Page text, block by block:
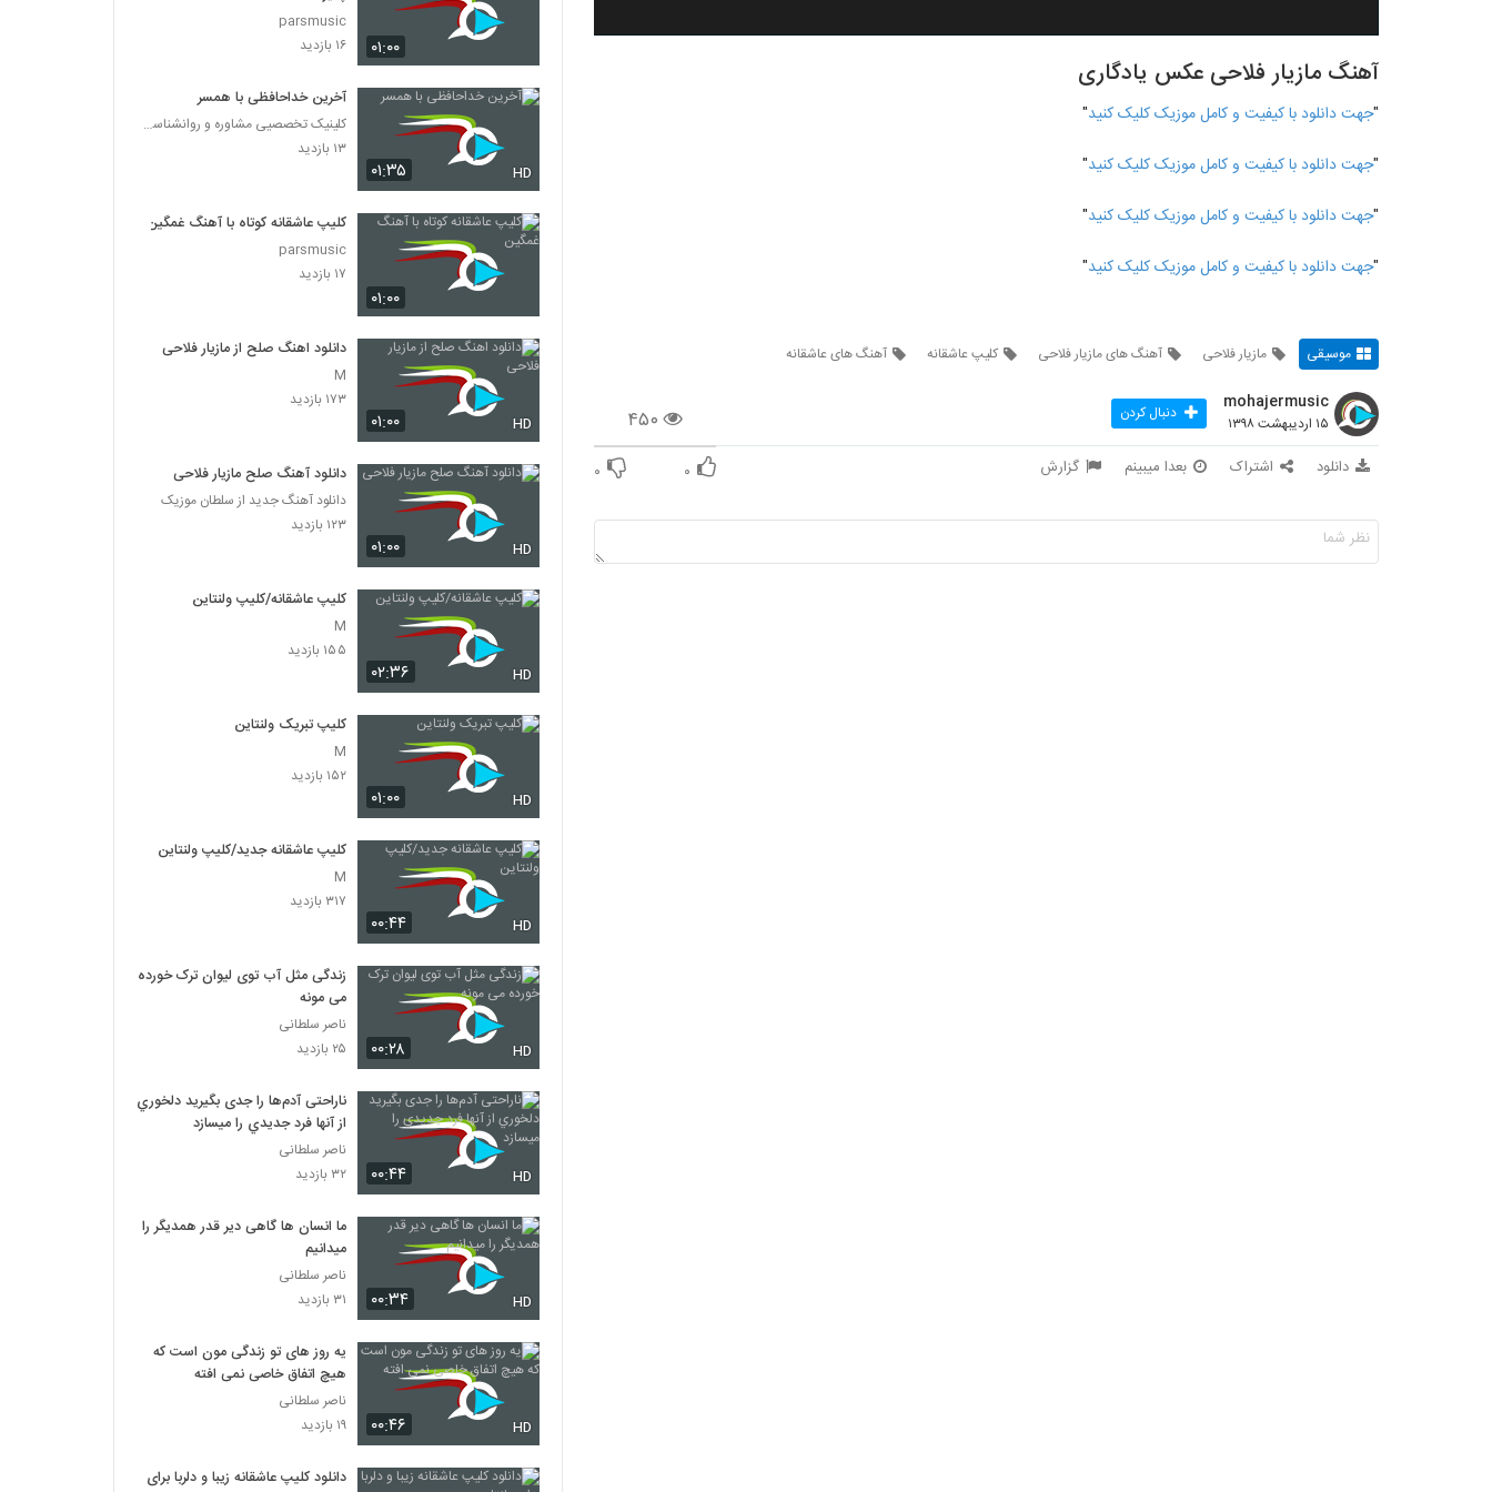
آهنگ مازیار فلاحی عکس یادگاری
"جهت دانلود با کیفیت و کامل موزیک کلیک کنید"
"جهت دانلود با کیفیت و کامل موزیک کلیک کنید"
"جهت دانلود با کیفیت و کامل موزیک کلیک کنید"
"جهت دانلود با کیفیت و کامل موزیک کلیک کنید"
موسیقی مازیار فلاحی آهنگ های مازیار فلاحی کلیپ عاشقانه آهنگ های عاشقانه
۴۵۰
mohajermusic
۱۵ اردیبهشت ۱۳۹۸ دنبال کردن
دانلود اشتراک بعدا میبینم گزارش ۰ ۰
۰۱:۰۰
parsmusic
۱۶ بازدید
۰۱:۳۵ HD
آخرین خداحافظی با همسر
کلینیک تخصصیی مشاوره و روانشناسی خانواده ایرانی
۱۳ بازدید
۰۱:۰۰
کلیپ عاشقانه کوتاه با آهنگ غمگین
parsmusic
۱۷ بازدید
۰۱:۰۰ HD
دانلود اهنگ صلح از مازیار فلاحی
M
۱۷۳ بازدید
۰۱:۰۰ HD
دانلود آهنگ صلح مازیار فلاحی
دانلود آهنگ جدید از سلطان موزیک
۱۲۳ بازدید
۰۲:۳۶ HD
کلیپ عاشقانه/کلیپ ولنتاین
M
۱۵۵ بازدید
۰۱:۰۰ HD
کلیپ تبریک ولنتاین
M
۱۵۲ بازدید
۰۰:۴۴ HD
کلیپ عاشقانه جدید/کلیپ ولنتاین
M
۳۱۷ بازدید
۰۰:۲۸ HD
زندگی مثل آب توی ليوان ترک خورده
می مونه
ناصر سلطانی
۲۵ بازدید
۰۰:۴۴ HD
ناراحتی آدم‌ها را جدی بگيريد دلخوري
از آنها فرد جديدي را ميسازد
ناصر سلطانی
۳۲ بازدید
۰۰:۳۴ HD
ما انسان ها گاهی دیر قدر همدیگر را
میدانیم
ناصر سلطانی
۳۱ بازدید
۰۰:۴۶ HD
یه روز های تو زندگی مون است که
هیچ اتفاق خاصی نمی افته
ناصر سلطانی
۱۹ بازدید
دانلود کلیپ عاشقانه زیبا و دلربا برای